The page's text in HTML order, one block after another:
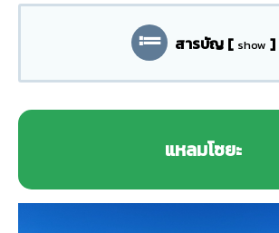
สารบัญ [ show ]
แหลมโซยะ